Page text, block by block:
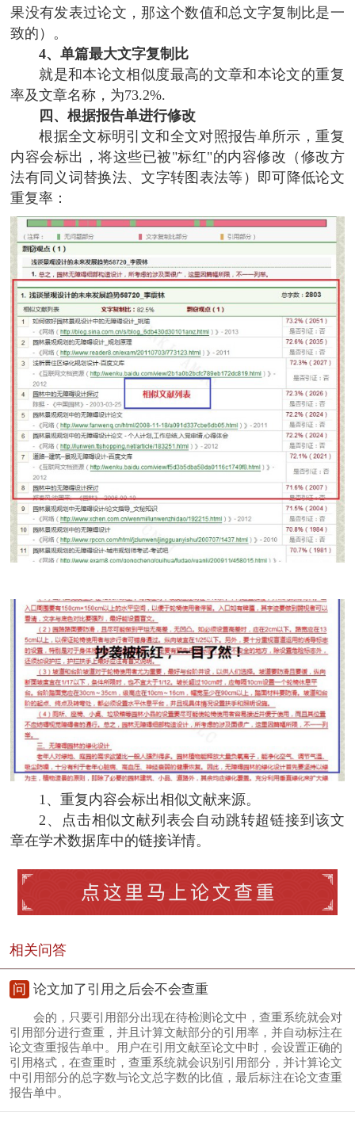
果没有发表过论文，那这个数值和总文字复制比是一
致的）。
4、单篇最大文字复制比
就是和本论文相似度最高的文章和本论文的重复
率及文章名称，为73.2%.
四、根据报告单进行修改
根据全文标明引文和全文对照报告单所示，重复
内容会标出，将这些已被"标红"的内容修改（修改方
法有同义词替换法、文字转图表法等）即可降低论文
重复率：
1、重复内容会标出相似文献来源。
2、点击相似文献列表会自动跳转超链接到该文
章在学术数据库中的链接详情。
相关问答
问 论文加了引用之后会不会查重
会的，只要引用部分出现在待检测论文中，查重系统就会对
引用部分进行查重，并且计算文献部分的引用率，并自动标注在
论文查重报告单中。用户在引用文献至论文中时，会设置正确的
引用格式，在查重时，查重系统就会识别引用部分，并计算论文
中引用部分的总字数与论文总字数的比值，最后标注在论文查重
报告单中。